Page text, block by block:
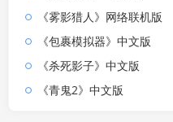
《雾影猎人》网络联机版
《包裹模拟器》中文版
《杀死影子》中文版
《青鬼2》中文版